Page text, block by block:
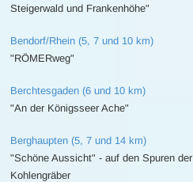
Steigerwald und Frankenhöhe"
Bendorf/Rhein (5, 7 und 10 km)
"RÖMERweg"
Berchtesgaden (6 und 10 km)
"An der Königsseer Ache"
Berghaupten (5, 7 und 14 km)
"Schöne Aussicht" - auf den Spuren der
Kohlengräber